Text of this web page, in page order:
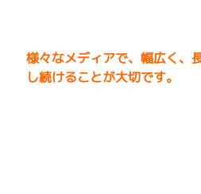
様々なメディアで、幅広く、
し続けることが大切です。